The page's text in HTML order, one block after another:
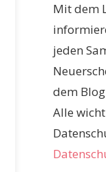
Mit dem
jeden
dem Blog
Alle